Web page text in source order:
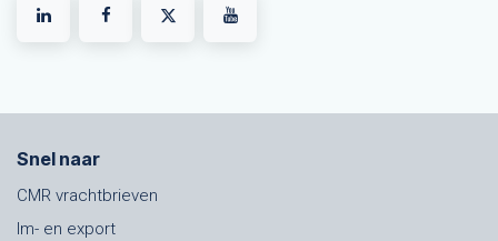
Snel naar
CMR vrachtbrieven
Im- en export